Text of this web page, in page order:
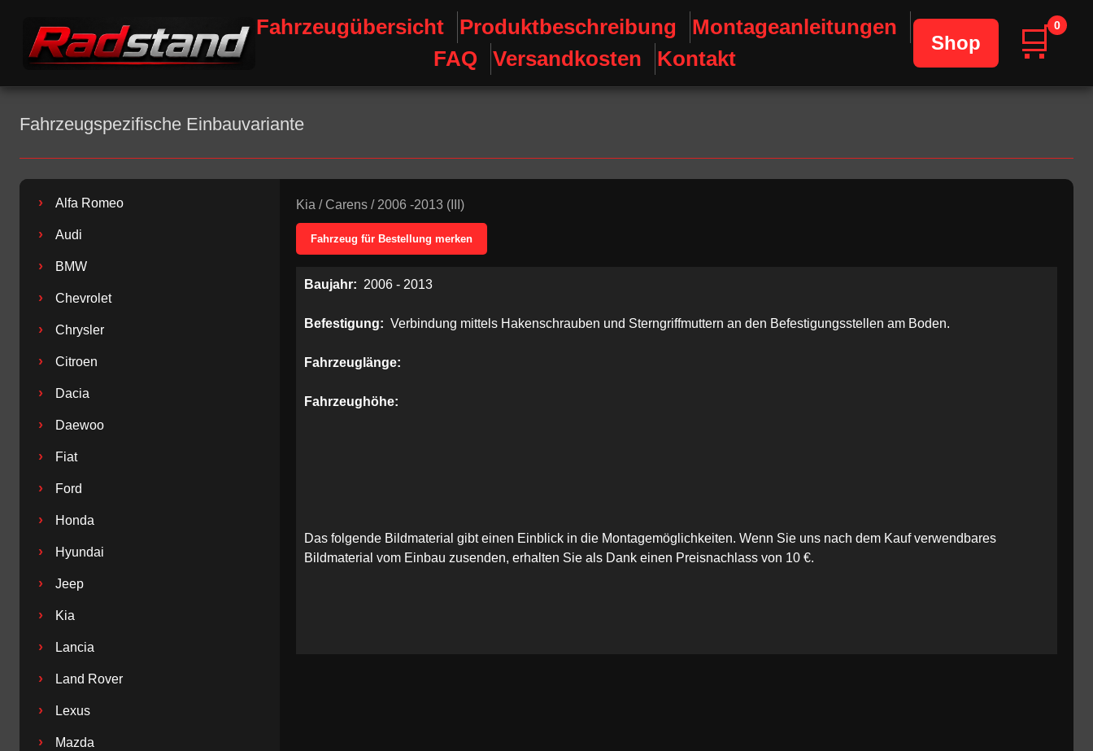
Fahrzeugübersicht Produktbeschreibung
Montageanleitungen
FAQ
Versandkosten Kontakt
Shop 🛒0
Fahrzeugspezifische Einbauvariante
› Alfa Romeo
› Audi
› BMW
› Chevrolet
› Chrysler
› Citroen
› Dacia
› Daewoo
› Fiat
› Ford
› Honda
› Hyundai
› Jeep
› Kia
› Lancia
› Land Rover
› Lexus
› Mazda
Kia /Carens / 2006 -2013 (III)
Fahrzeug für Bestellung merken
Baujahr: 2006 - 2013
Befestigung: Verbindung mittels Hakenschrauben und Sterngriffmuttern an den Befestigungsstellen am Boden.
Fahrzeuglänge:
Fahrzeughöhe:
Das folgende Bildmaterial gibt einen Einblick in die Montagemöglichkeiten. Wenn Sie uns nach dem Kauf verwendbares
Bildmaterial vom Einbau zusenden, erhalten Sie als Dank einen Preisnachlass von 10 €.